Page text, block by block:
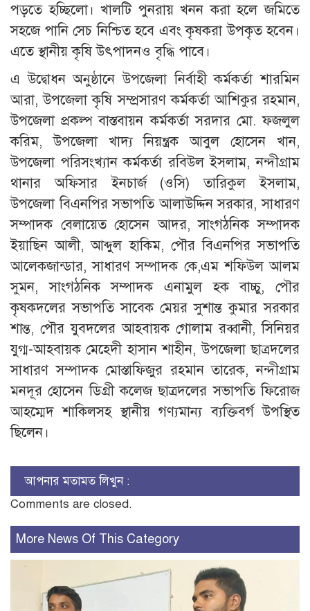
পড়তে হচ্ছিলো। খালটি পুনরায় খনন করা হলে জমিতে
সহজে পানি সেচ নিশ্চিত হবে এবং কৃষকরা উপকৃত হবেন।
এতে স্থানীয় কৃষি উৎপাদনও বৃদ্ধি পাবে।
এ উদ্বোধন অনুষ্ঠানে উপজেলা নির্বাহী কর্মকর্তা শারমিন
আরা, উপজেলা কৃষি সম্প্রসারণ কর্মকর্তা আশিকুর রহমান,
উপজেলা প্রকল্প বাস্তবায়ন কর্মকর্তা সরদার মো. ফজলুল
করিম, উপজেলা খাদ্য নিয়ন্ত্রক আবুল হোসেন খান,
উপজেলা পরিসংখ্যান কর্মকর্তা রবিউল ইসলাম, নন্দীগ্রাম
থানার অফিসার ইনচার্জ (ওসি) তারিকুল ইসলাম,
উপজেলা বিএনপির সভাপতি আলাউদ্দিন সরকার, সাধারণ
সম্পাদক বেলায়েত হোসেন আদর, সাংগঠনিক সম্পাদক
ইয়াছিন আলী, আব্দুল হাকিম, পৌর বিএনপির সভাপতি
আলেকজান্ডার, সাধারণ সম্পাদক কে,এম শফিউল আলম
সুমন, সাংগঠনিক সম্পাদক এনামুল হক বাচ্চু, পৌর
কৃষকদলের সভাপতি সাবেক মেয়র সুশান্ত কুমার সরকার
শান্ত, পৌর যুবদলের আহবায়ক গোলাম রব্বানী, সিনিয়র
যুগ্ম-আহবায়ক মেহেদী হাসান শাহীন, উপজেলা ছাত্রদলের
সাধারণ সম্পাদক মোস্তাফিজুর রহমান তারেক, নন্দীগ্রাম
মনদূর হোসেন ডিগ্রী কলেজ ছাত্রদলের সভাপতি ফিরোজ
আহম্মেদ শাকিলসহ স্থানীয় গণ্যমান্য ব্যক্তিবর্গ উপস্থিত
ছিলেন।
আপনার মতামত লিখুন :
Comments are closed.
More News Of This Category